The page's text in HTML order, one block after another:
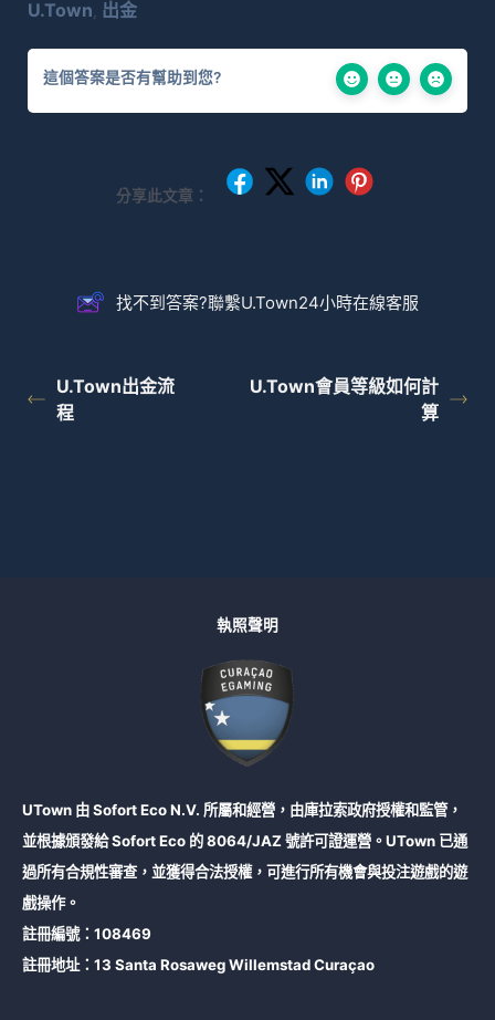
U.Town 出金
這個答案是否有幫助到您?
分享此文章：
找不到答案?聯繫U.Town24小時在線客服
U.Town出金流
程
U.Town會員等級如何計
算
執照聲明
UTown 由 Sofort Eco N.V. 所屬和經營，由庫拉索政府授權和監管，
並根據頒發給 Sofort Eco 的 8064/JAZ 號許可證運營。UTown 已通
過所有合規性審查，並獲得合法授權，可進行所有機會與投注遊戲的遊
戲操作。
註冊編號：108469
註冊地址：13 Santa Rosaweg Willemstad Curaçao